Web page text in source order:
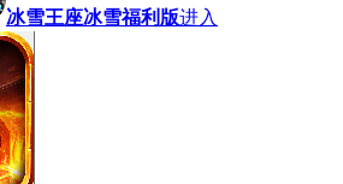
冰雪王座冰雪福利版进入